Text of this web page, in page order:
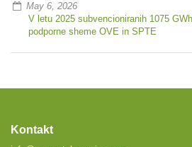
May 6, 2026
V letu 2025 subvencioniranih 1075
podporne sheme OVE in SPTE
Kontakt